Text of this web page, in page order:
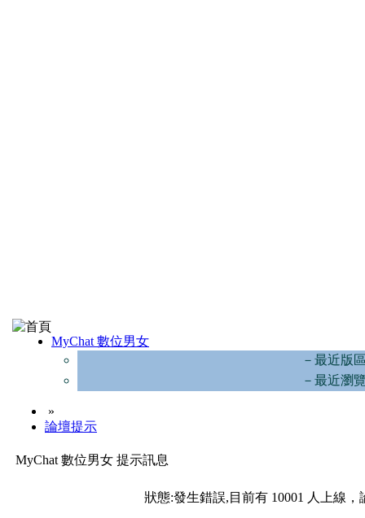
MyChat 數位男女
－最近版
－最近瀏
»
論壇提示
MyChat 數位男女 提示訊息
狀態:發生錯誤,目前有 10001 人上線